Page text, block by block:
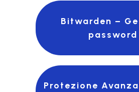
Bitwarden –
password
Protezione